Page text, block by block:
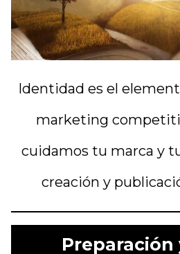
Identidad es el
marketing
cuidamos tu marca y
creación y
Preparación